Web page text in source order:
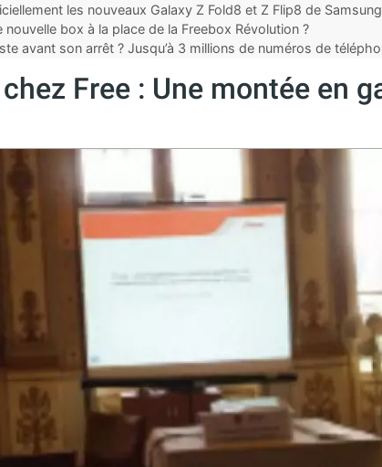
les nouveaux Galaxy Z Fold8 et Z Flip8 de
nouvelle box à la place de la Freebox Révolution ?
avant son arrêt ? Jusqu’à 3 millions de numéros de
Free : Une montée en